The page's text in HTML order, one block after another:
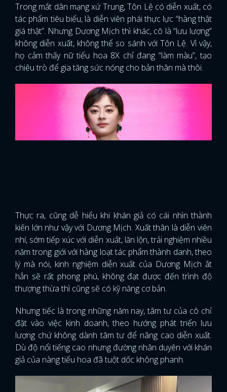
Trong mắt dân mạng xứ Trung, Tôn Lệ có diễn xuất, có
tác phẩm tiêu biểu, là diễn viên phái thực lực “hàng thật
giá thật”. Nhưng Dương Mịch thì khác, cô là “lưu lượng”
không diễn xuất, không thể so sánh với Tôn Lệ. Vì vậy,
họ cảm thấy nữ tiểu hoa 8X chỉ đang “làm màu”, tạo
chiêu trò để gia tăng sức nóng cho bản thân mà thôi.
Thực ra, cũng dễ hiểu khi khán giả có cái nhìn thành
kiến lớn như vậy với Dương Mịch. Xuất thân là diễn viên
nhí, sớm tiếp xúc với diễn xuất, lăn lộn, trải nghiệm nhiều
năm trong giới với hàng loạt tác phẩm thành danh, theo
lý mà nói, kinh nghiệm diễn xuất của Dương Mịch ắt
hẳn sẽ rất phong phú, không đạt được đến trình độ
thượng thừa thì cũng sẽ có kỹ năng cơ bản.
Nhưng tiếc là trong những năm nay, tâm tư của cô chỉ
đặt vào việc kinh doanh, theo hướng phát triển lưu
lượng chứ không dành tâm tư để nâng cao diễn xuất.
Dù độ nổi tiếng cao nhưng đường nhân duyên với khán
giả của nàng tiểu hoa đã tuột dốc không phanh.